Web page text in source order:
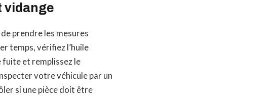
vidange
prendre les mesures
temps, vérifiez l’huile
fuite et remplissez le
votre véhicule par un
si une pièce doit être